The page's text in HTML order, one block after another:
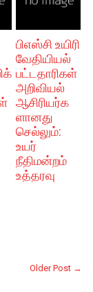
பிஎஸ்சி உயிரி
வேதியியல்
பட்டதாரிகள்
அறிவியல்
ஆசிரியர்க
ளானது
செல்லும் :
உயர்
நீதிமன்றம்
உத்தரவு
Older Post →